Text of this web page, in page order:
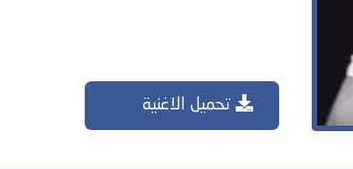
تحميل الاغنية